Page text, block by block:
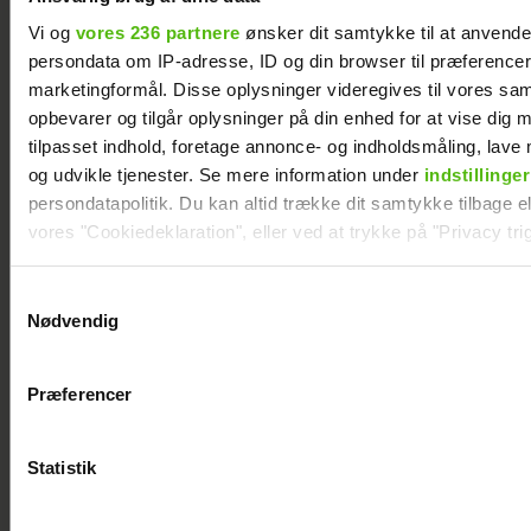
Vi og vores 236 partnere ønsker dit samtykke til at
persondata om IP-adresse, ID og din browser til
marketingformål. Disse oplysninger videregives til vores
opbevarer og tilgår oplysninger på din enhed for at vise dig
tilpasset indhold, foretage annonce- og indholdsmåling, lave
og udvikle tjenester. Se mere information under indstillinger
persondatapolitik. Du kan altid trække dit samtykke tilbage
vores "Cookiedeklaration", eller ved at trykke på "Privacy
Vi anvender egne cookies og cookies fra tredjeparter til at
generere statistik og huske dine præferencer samt til brug
Nødvendig
Præferencer
Statistik